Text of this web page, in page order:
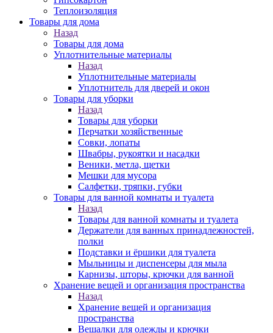
Теплоизоляция
Товары для дома
Назад
Товары для дома
Уплотнительные материалы
Назад
Уплотнительные материалы
Уплотнитель для дверей и окон
Товары для уборки
Назад
Товары для уборки
Перчатки хозяйственные
Совки, лопаты
Швабры, рукоятки и насадки
Веники, метла, щетки
Мешки для мусора
Салфетки, тряпки, губки
Товары для ванной комнаты и туалета
Назад
Товары для ванной комнаты и туалета
Держатели для ванных принадлежностей,
полки
Подставки и ёршики для туалета
Мыльницы и диспенсеры для мыла
Карнизы, шторы, крючки для ванной
Хранение вещей и организация пространства
Назад
Хранение вещей и организация
пространства
Вешалки для одежды и крючки